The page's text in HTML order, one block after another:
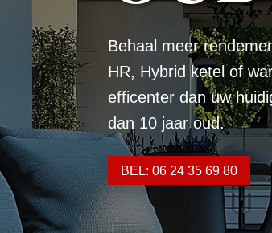
Behaal meer
HR, Hybrid ketel of
efficenter dan uw
dan 10 jaar oud.
BEL: 06 24 35 69 80